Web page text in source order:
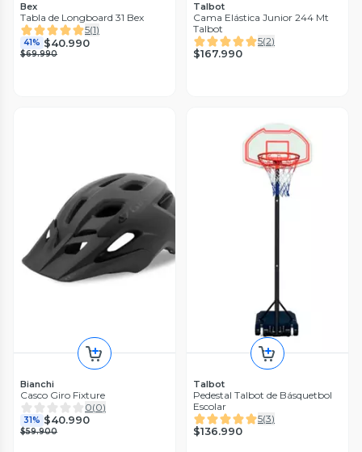
Bex
Tabla de Longboard 31 Bex
5(1)
41% $40.990
$69.990
Talbot
Cama Elástica Junior 244 Mt
Talbot
5(2)
$167.990
Bianchi
Casco Giro Fixture
0(0)
31% $40.990
$59.900
Talbot
Pedestal Talbot de Básquetbol
Escolar
5(3)
$136.990